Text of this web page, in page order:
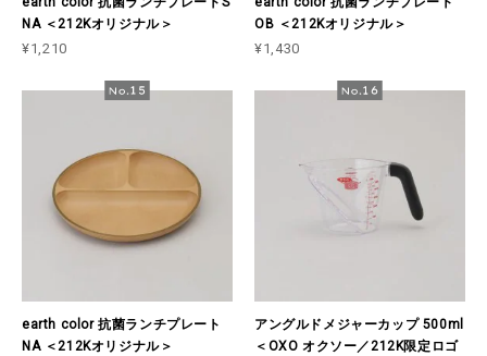
NA ＜212Kオリジナル＞
¥1,210
OB ＜212Kオリジナル＞
¥1,430
earth color 抗菌ランチプレート
NA ＜212Kオリジナル＞
アングルドメジャーカップ 500ml
＜OXO オクソー／212K限定ロゴ